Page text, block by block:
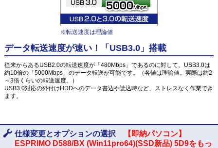
※転送速度は理論値
データ転送速度が速い！「USB3.0」搭載
従来からあるUSB2.0の転送速度が「480Mbps」であるのに対して、USB3.0は
約10倍の「5000Mbps」のデータ転送が可能です。（各値は理論値。実際は約2
～3倍くらいの転送速度。）
USB3.0対応の外付けHDDへのデータ書込や読込時など、ストレスなく作業でき
ます。
仕様変更とオプションの選択
【即納パソコン】
ESPRIMO D588/BX (Win11pro64)(SSD新品) 5D9をもっ